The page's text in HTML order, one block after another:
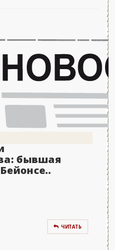
бывшая
ЧИТАТЬ